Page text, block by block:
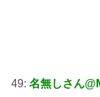
49: 名無しさん